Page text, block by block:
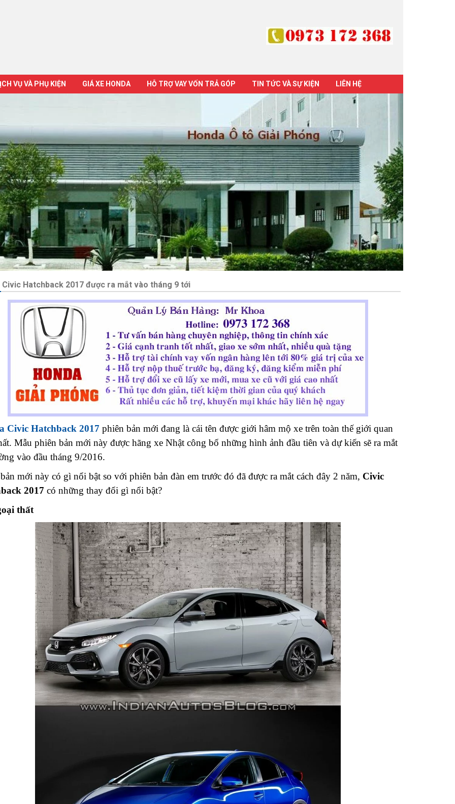
VỤ VÀ PHỤ KIỆN GIÁ XE HONDA HỖ TRỢ VAY VỐN TRẢ GÓP TIN TỨC VÀ SỰ KIỆN LIÊN HỆ
Civic Hatchback 2017 được ra mắt vào tháng 9 tới
Civic Hatchback 2017 phiên bản mới đang là cái tên được giới hâm mộ xe trên toàn thế giới quan
Mẫu phiên bản mới này được hãng xe Nhật công bố những hình ảnh đầu tiên và dự kiến sẽ ra mắt
vào đầu tháng 9/2016.
mới này có gì nổi bật so với phiên bản đàn em trước đó đã được ra mắt cách đây 2 năm, Civic
2017 có những thay đổi gì nổi bật?
thất